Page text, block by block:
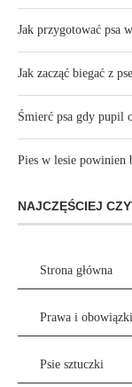
Jak przygotować psa
Jak zacząć biegać z
Śmierć psa gdy pupil
Pies w lesie powinien
NAJCZĘŚCIEJ
Strona główna
Prawa i
Psie sztuczki